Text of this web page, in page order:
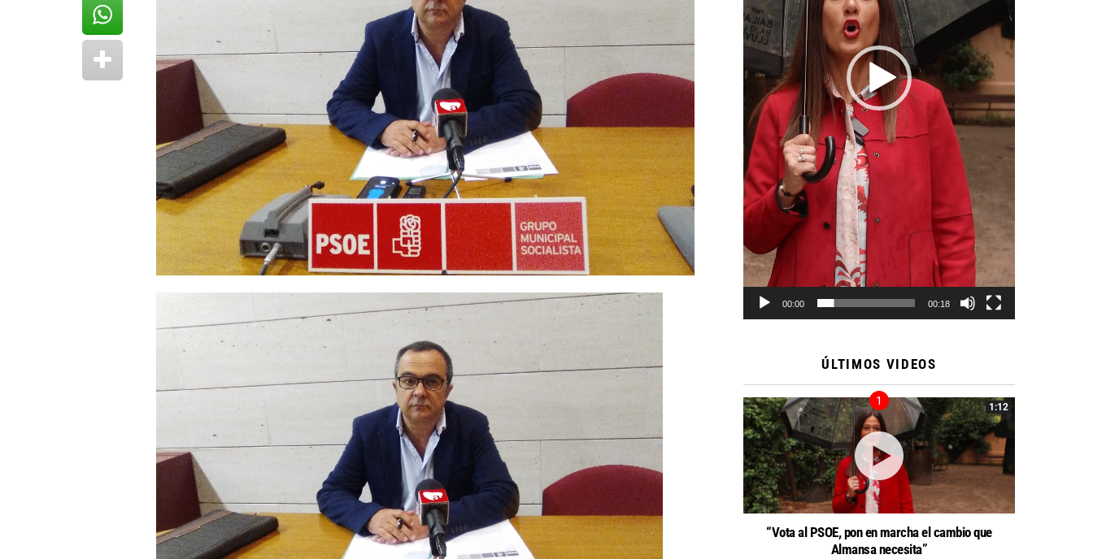
00:00 00:18
ÚLTIMOS VIDEOS
1:12
“Vota al PSOE, pon en marcha el cambio que
Almansa necesita”